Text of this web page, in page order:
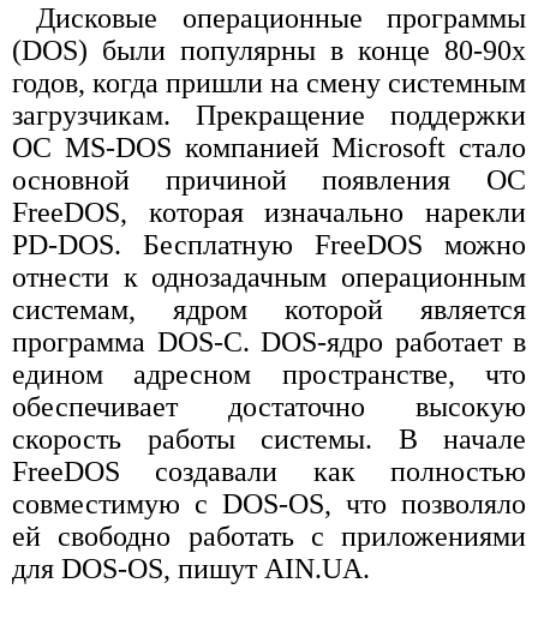
Дисковые операционные программы
(DOS) были популярны в конце 80-90х
годов, когда пришли на смену системным
загрузчикам. Прекращение поддержки
ОС MS-DOS компанией Microsoft стало
основной причиной появления ОС
FreeDOS, которая изначально нарекли
PD-DOS. Бесплатную FreeDOS можно
отнести к однозадачным операционным
системам, ядром которой является
программа DOS-C. DOS-ядро работает в
едином адресном пространстве, что
обеспечивает достаточно высокую
скорость работы системы. В начале
FreeDOS создавали как полностью
совместимую с DOS-OS, что позволяло
ей свободно работать с приложениями
для DOS-OS, пишут AIN.UA.